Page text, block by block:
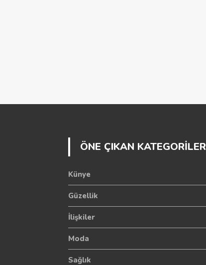
ÖNE ÇIKAN KATEGORİLER
Künye
Güzellik
İlişkiler
Moda
Sağlık